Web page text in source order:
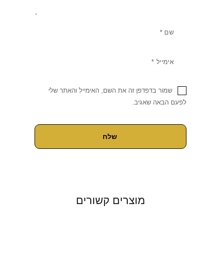
שמור בדפדפן זה את השם, האימייל והאתר שלי
לפעם הבאה שאגיב.
מוצרים קשורים